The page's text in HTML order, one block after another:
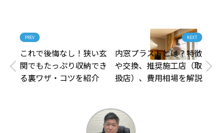
PREV
これで後悔なし！狭い玄
関でもたっぷり収納でき
る裏ワザ・コツを紹介
NEXT
内窓プラストとは？特徴
や交換、推奨施工店（取
扱店）、費用相場を解説